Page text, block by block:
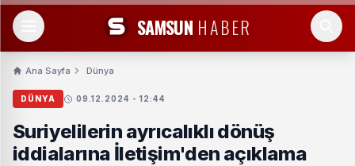
SAMSUN HABER
Ana Sayfa Dünya
DÜNYA 09.12.2024 - 12:44
Suriyelilerin ayrıcalıklı dönüş
iddialarına İletişim'den açıklama